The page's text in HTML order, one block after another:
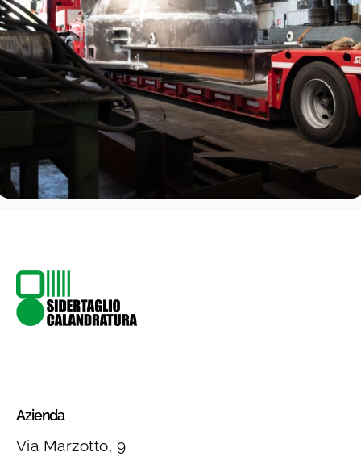
Azienda
Via Marzotto, 9